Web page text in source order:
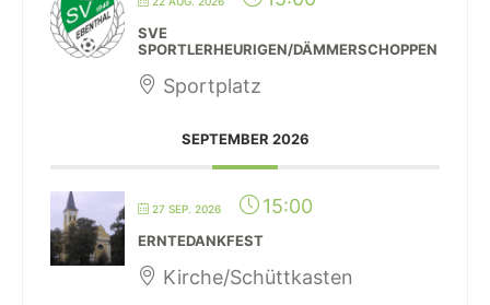
SVE
SPORTLERHEURIGEN/DÄMMERSCHOPPEN
Sportplatz
SEPTEMBER 2026
27 SEP. 2026 15:00
ERNTEDANKFEST
Kirche/Schüttkasten